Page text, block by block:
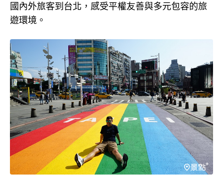
國內外旅客到台北，感受平權友善與多元包容的旅
遊環境。